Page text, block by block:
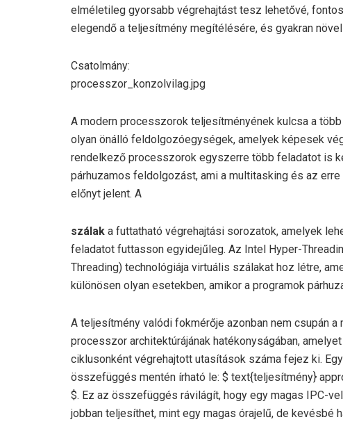
elméletileg gyorsabb végrehajtást tesz lehetővé,
elegendő a teljesítmény megítélésére, és gyakran
Csatolmány:
processzor_konzolvilag.jpg
A modern processzorok teljesítményének kulcsa a
olyan önálló feldolgozóegységek, amelyek képesek
rendelkező processzorok egyszerre több feladatot is
párhuzamos feldolgozást, ami a multitasking és az
előnyt jelent. A
szálak a futtatható végrehajtási sorozatok, amelyek
feladatot futtasson egyidejűleg. Az Intel Hyper-
Threading) technológiája virtuális szálakat hoz létre,
különösen olyan esetekben, amikor a programok
A teljesítmény valódi fokmérője azonban nem csupán
processzor architektúrájának hatékonyságában,
ciklusonként végrehajtott utasítások száma fejez ki.
összefüggés mentén írható le: $ text{teljesítmény}
$. Ez az összefüggés rávilágít, hogy egy magas IPC-
jobban teljesíthet, mint egy magas órajelű, de kevésbé